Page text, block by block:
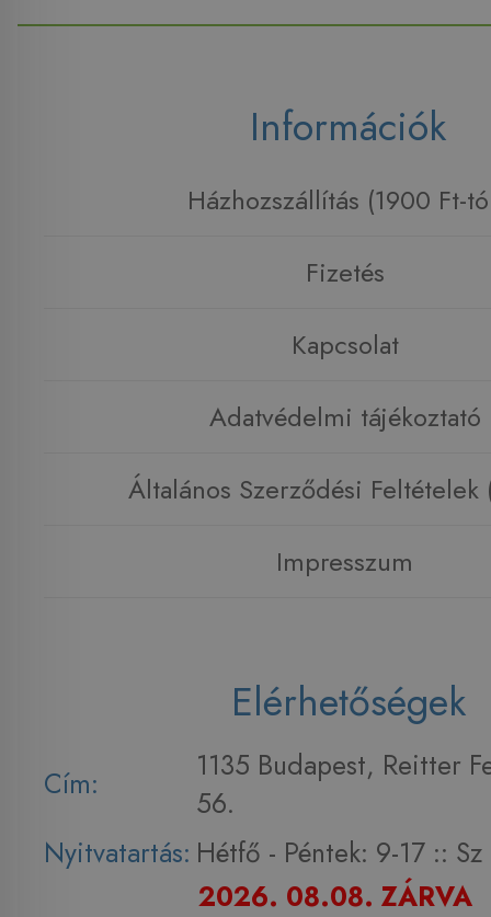
Információk
Házhozszállítás (1900 Ft-
Fizetés
Kapcsolat
Adatvédelmi tájékoztató
Általános Szerződési Feltételek
Impresszum
Elérhetőségek
Cím:
1135 Budapest, Reitter
56.
Nyitvatartás: Hétfő - Péntek: 9-17 :: Sz
2026. 08.08. ZÁRVA